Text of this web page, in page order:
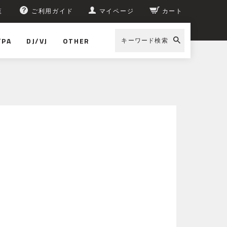
ご利用ガイド マイページ カート
DJ/VJ OTHER キーワード検索